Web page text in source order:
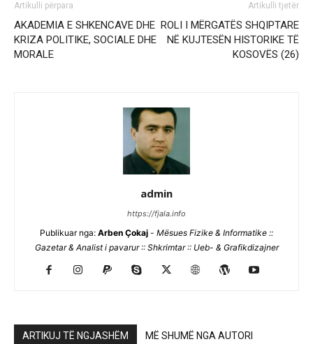
Artikulli përpara
AKADEMIA E SHKENCAVE DHE
KRIZA POLITIKE, SOCIALE DHE
MORALE
Artikulli tjetër
ROLI I MËRGATËS SHQIPTARE
NË KUJTESËN HISTORIKE TË
KOSOVËS (26)
admin
https://fjala.info
Publikuar nga: Arben Çokaj - Mësues Fizike & Informatike ::
Gazetar & Analist i pavarur :: Shkrimtar :: Ueb- & Grafikdizajner
ARTIKUJ TË NGJASHËM MË SHUMË NGA AUTORI